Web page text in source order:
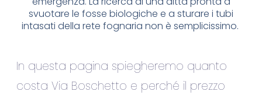
svuotare le fosse biologiche e a sturare i tubi
intasati della rete fognaria non è semplicissimo.
In questa pagina spiegheremo quanto
costa Via Boschetto e perché il prezzo